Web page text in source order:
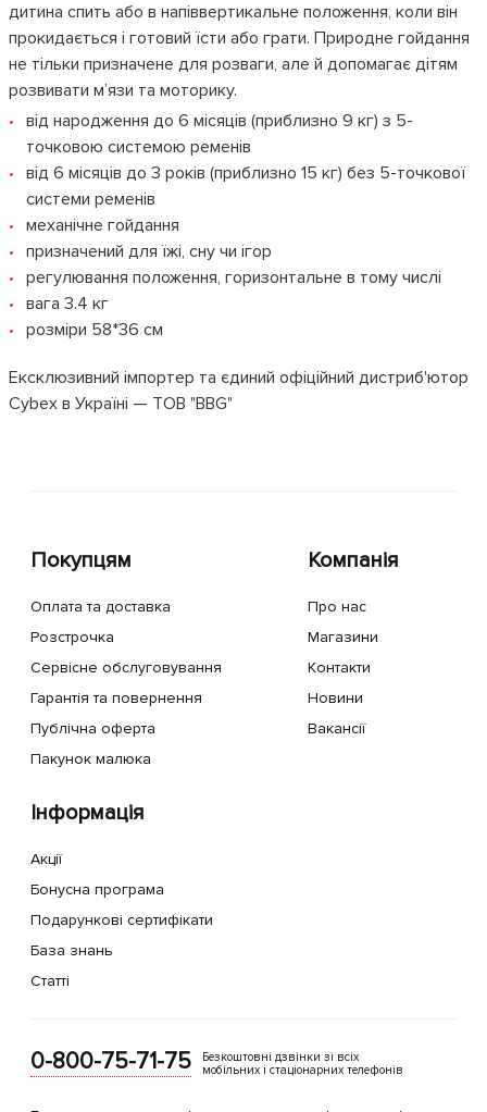
дитина спить або в напіввертикальне положення, коли він
прокидається і готовий їсти або грати. Природне гойдання
не тільки призначене для розваги, але й допомагає дітям
розвивати м’язи та моторику.
від народження до 6 місяців (приблизно 9 кг) з 5-
точковою системою ременів
від 6 місяців до 3 років (приблизно 15 кг) без 5-точкової
системи ременів
механічне гойдання
призначений для їжі, сну чи ігор
регулювання положення, горизонтальне в тому числі
вага 3.4 кг
розміри 58*36 см
Ексклюзивний імпортер та єдиний офіційний дистриб'ютор
Cybex в Україні — ТОВ "BBG"
Покупцям
Оплата та доставка
Розстрочка
Сервісне обслуговування
Гарантія та повернення
Публічна оферта
Пакунок малюка
Компанія
Про нас
Магазини
Контакти
Новини
Вакансії
Інформація
Акції
Бонусна програма
Подарункові сертифікати
База знань
Статті
0-800-75-71-75
Безкоштовні дзвінки зі всіх
мобільних і стаціонарних телефонів